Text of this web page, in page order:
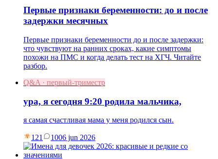
Первые признаки беременности: до и после
задержки месячных
Первые признаки беременности до и после задержки:
что чувствуют на ранних сроках, какие симптомы
похожи на ПМС и когда делать тест на ХГЧ. Читайте
разбор.
Q&A · первый-триместр
ура, я сегодня 9:20 родила мальчика,
я самая счастливая мама у меня родился сын.
121 1006 jun 2026